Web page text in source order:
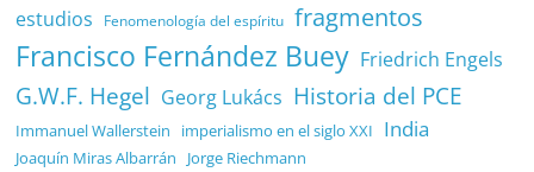
estudios Fenomenología del espíritu fragmentos
Francisco Fernández Buey Friedrich Engels
G.W.F. Hegel Georg Lukács Historia del PCE
Immanuel Wallerstein imperialismo en el siglo XXI India
Joaquín Miras Albarrán Jorge Riechmann